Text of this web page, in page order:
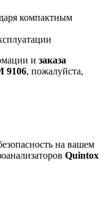
компактным
и заказа
9106, пожалуйста,
на вашем
Quintox